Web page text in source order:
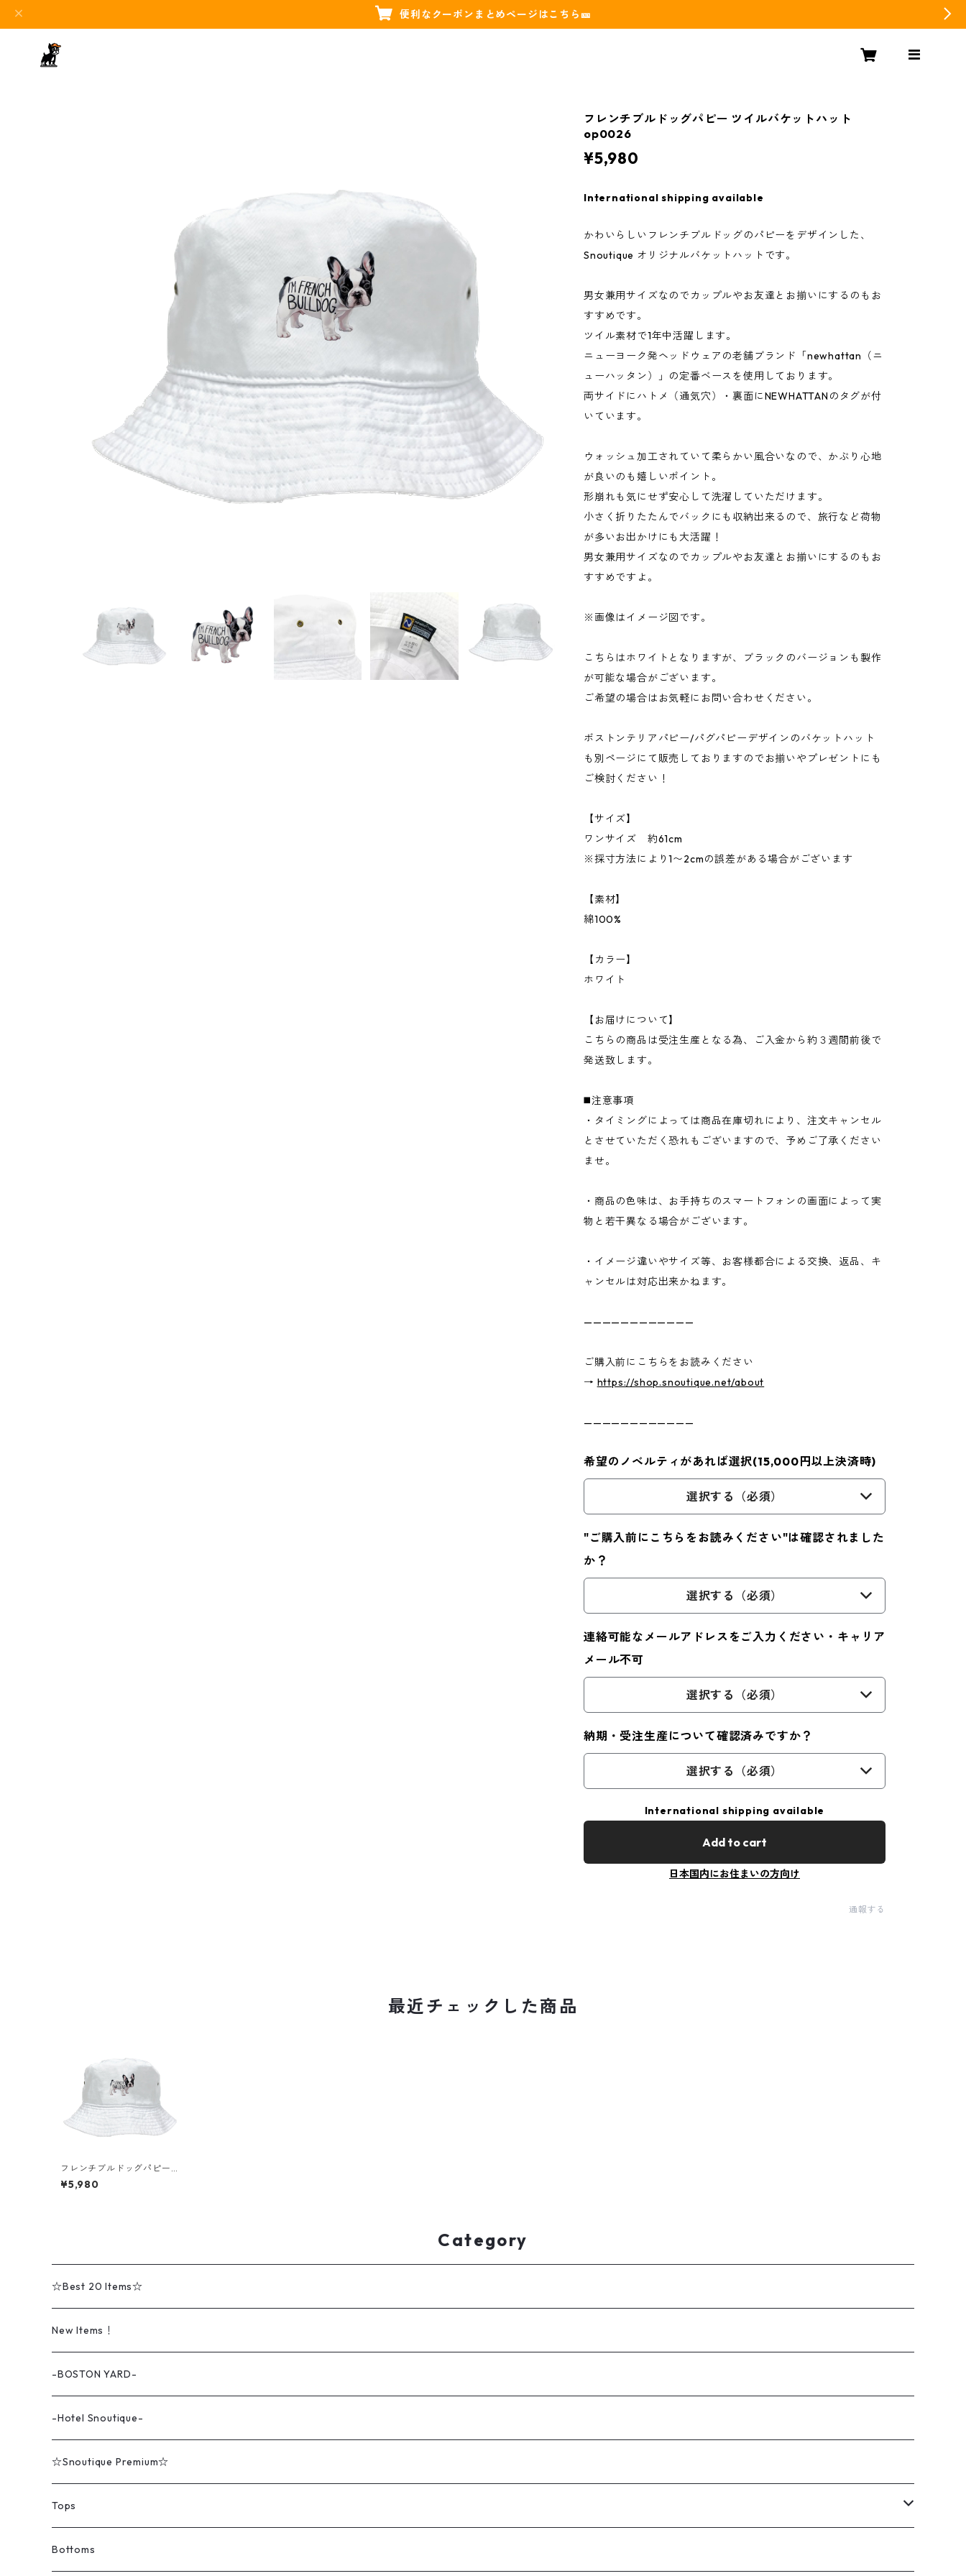
便利なクーポンまとめページはこちら🎫
フレンチブルドッグパピー ツイルバケットハット
op0026
¥5,980
International shipping available
かわいらしいフレンチブルドッグのパピーをデザインした、
Snoutique オリジナルバケットハットです。
男女兼用サイズなのでカップルやお友達とお揃いにするのもお
すすめです。
ツイル素材で1年中活躍します。
ニューヨーク発ヘッドウェアの老舗ブランド「newhattan（ニ
ューハッタン）」の定番ベースを使用しております。
両サイドにハトメ（通気穴）・裏面にNEWHATTANのタグが付
いています。
ウォッシュ加工されていて柔らかい風合いなので、かぶり心地
が良いのも嬉しいポイント。
形崩れも気にせず安心して洗濯していただけます。
小さく折りたたんでバックにも収納出来るので、旅行など荷物
が多いお出かけにも大活躍！
男女兼用サイズなのでカップルやお友達とお揃いにするのもお
すすめですよ。
※画像はイメージ図です。
こちらはホワイトとなりますが、ブラックのバージョンも製作
が可能な場合がございます。
ご希望の場合はお気軽にお問い合わせください。
ボストンテリアパピー/パグパピーデザインのバケットハット
も別ページにて販売しておりますのでお揃いやプレゼントにも
ご検討ください！
【サイズ】
ワンサイズ 約61cm
※採寸方法により1〜2cmの誤差がある場合がございます
【素材】
綿100%
【カラー】
ホワイト
【お届けについて】
こちらの商品は受注生産となる為、ご入金から約３週間前後で
発送致します。
◼️注意事項
・タイミングによっては商品在庫切れにより、注文キャンセル
とさせていただく恐れもございますので、予めご了承ください
ませ。
・商品の色味は、お手持ちのスマートフォンの画面によって実
物と若干異なる場合がございます。
・イメージ違いやサイズ等、お客様都合による交換、返品、キ
ャンセルは対応出来かねます。
————————————
ご購入前にこちらをお読みください
→ https://shop.snoutique.net/about
————————————
希望のノベルティがあれば選択(15,000円以上決済時)
選択する（必須）
"ご購入前にこちらをお読みください"は確認されました
か？
選択する（必須）
連絡可能なメールアドレスをご入力ください・キャリア
メール不可
選択する（必須）
納期・受注生産について確認済みですか？
選択する（必須）
International shipping available
Add to cart
日本国内にお住まいの方向け
通報する
最近チェックした商品
フレンチブルドッグパピー
ツイルバケットハット op0
026
¥5,980
Category
☆Best 20 Items☆
New Items！
-BOSTON YARD-
-Hotel Snoutique-
☆Snoutique Premium☆
Tops
Tシャツ
Bottoms